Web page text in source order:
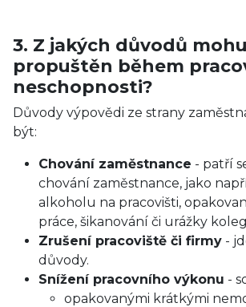
3. Z jakých důvodů
propuštěn během
neschopnosti?
Důvody výpovědi ze strany
být:
Chování zaměstnance - patří
chování zaměstnance, jako
alkoholu na pracovišti,
práce, šikanování či urážky
Zrušení pracoviště či firmy -
důvody.
Snížení pracovního výkonu -
opakovanými krátkými